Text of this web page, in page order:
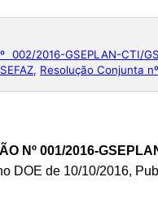
002/2016-GSEPLAN-CTI/
, Resolução Conjunta
Nº 001/2016-
DOE de 10/10/2016,